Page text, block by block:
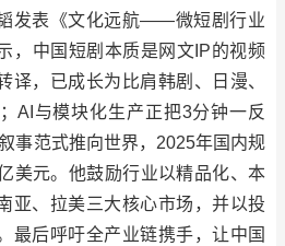
发表《文化远航——微短剧行业
，中国短剧本质是网文IP的视频
译，已成长为比肩韩剧、日漫、
AI与模块化生产正把3分钟一反
事范式推向世界，2025年国内规
美元。他鼓励行业以精品化、本
亚、拉美三大核心市场，并以投
最后呼吁全产业链携手，让中国